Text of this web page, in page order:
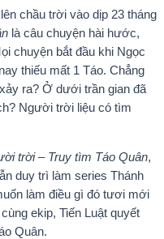
chầu trời vào dịp 23 tháng
là câu chuyện hài hước,
chuyện bắt đầu khi Ngọc
thiếu mất 1 Táo. Chẳng
ra? Ở dưới trần gian đã
Người trời liệu có tìm
trời – Truy tìm Táo Quân,
duy trì làm series Thánh
làm điều gì đó tươi mới
ekip, Tiến Luật quyết
Quân.